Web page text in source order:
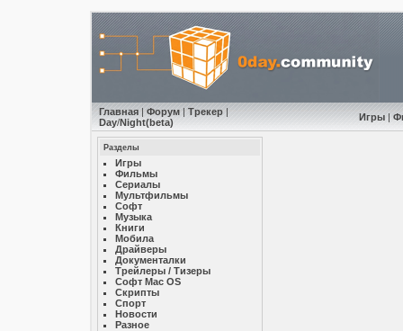
Главная| Форум| Трекер|
Day/Night(beta) Игры|
Разделы
Игры
Фильмы
Сериалы
Мультфильмы
Софт
Музыкa
Книги
Мобила
Драйверы
Документалки
Трейлеры / Тизеры
Софт Mac OS
Скрипты
Спорт
Новости
Разное